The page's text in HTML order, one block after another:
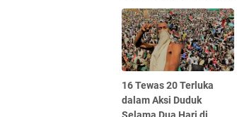
16 Tewas 20 Terluka
dalam Aksi Duduk